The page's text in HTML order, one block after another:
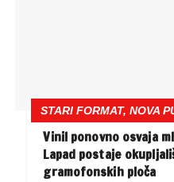
STARI FORMAT, NOVA
Vinil ponovno osvaja
Lapad postaje
gramofonskih ploča